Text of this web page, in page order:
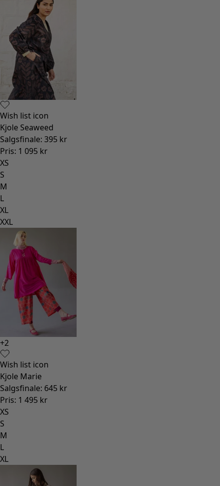
Wish list icon
Kjole Seaweed
Salgsfinale: 395 kr
Pris: 1 095 kr
XS
S
M
L
XL
XXL
+2
Wish list icon
Kjole Marie
Salgsfinale: 645 kr
Pris: 1 495 kr
XS
S
M
L
XL